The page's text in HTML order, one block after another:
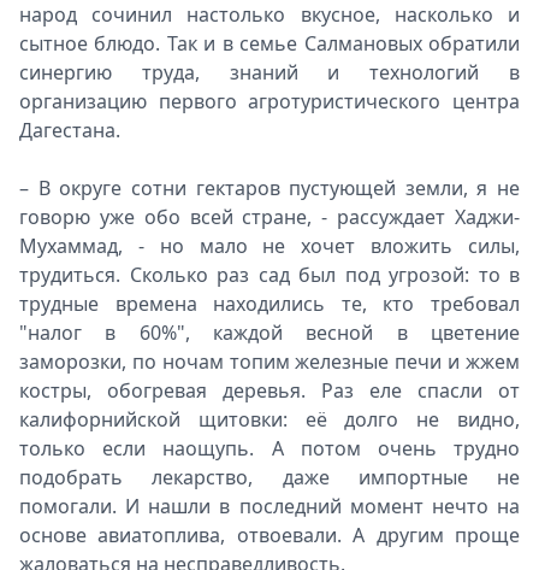
народ сочинил настолько вкусное, насколько и
сытное блюдо. Так и в семье Салмановых обратили
синергию труда, знаний и технологий в
организацию первого агротуристического центра
Дагестана.
– В округе сотни гектаров пустующей земли, я не
говорю уже обо всей стране, - рассуждает Хаджи-
Мухаммад, - но мало не хочет вложить силы,
трудиться. Сколько раз сад был под угрозой: то в
трудные времена находились те, кто требовал
"налог в 60%", каждой весной в цветение
заморозки, по ночам топим железные печи и жжем
костры, обогревая деревья. Раз еле спасли от
калифорнийской щитовки: её долго не видно,
только если наощупь. А потом очень трудно
подобрать лекарство, даже импортные не
помогали. И нашли в последний момент нечто на
основе авиатоплива, отвоевали. А другим проще
жаловаться на несправедливость.